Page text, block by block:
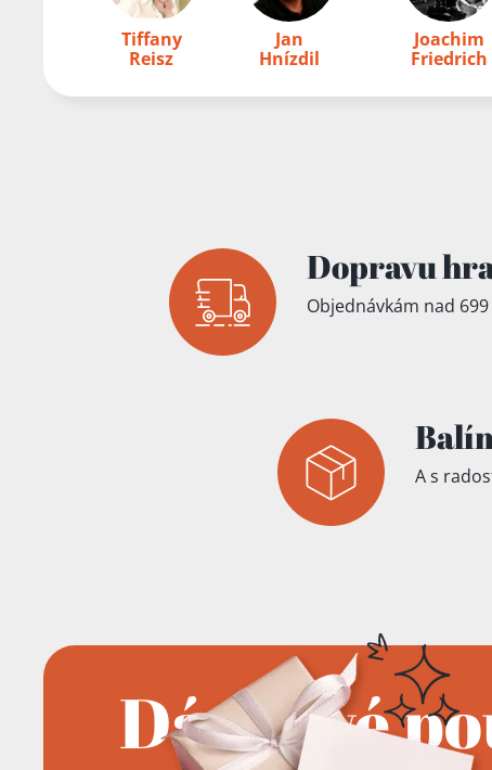
Tiffany
Reisz
Jan
Hnízdil
Joachim
Friedrich
Dopravu
Objednávkám nad 699
A s
Dárkové
Přidáno do